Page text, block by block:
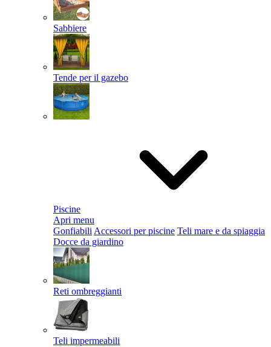
Sabbiere
Tende per il gazebo
Piscine
Apri menu
Gonfiabili Accessori per piscine Teli mare e da spiaggia
Docce da giardino
Reti ombreggianti
Teli impermeabili